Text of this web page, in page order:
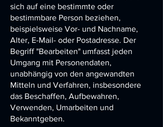
sich auf eine bestimmte oder
bestimmbare Person beziehen,
beispielsweise Vor- und Nachname,
Alter, E-Mail- oder Postadresse. Der
Begriff "Bearbeiten" umfasst jeden
Umgang mit Personendaten,
unabhängig von den angewandten
Mitteln und Verfahren, insbesondere
das Beschaffen, Aufbewahren,
Verwenden, Umarbeiten und
Bekanntgeben.